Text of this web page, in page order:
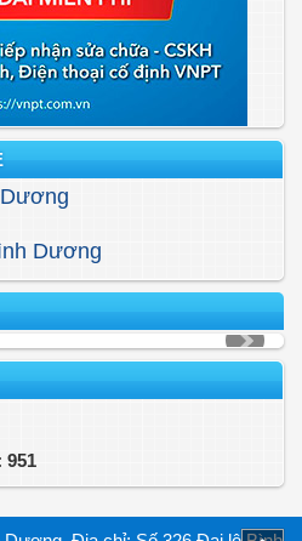
Dương
951